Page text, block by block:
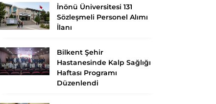
İnönü Üniversitesi 131
Sözleşmeli Personel Alımı
İlanı
Bilkent Şehir
Hastanesinde Kalp Sağlığı
Haftası Programı
Düzenlendi